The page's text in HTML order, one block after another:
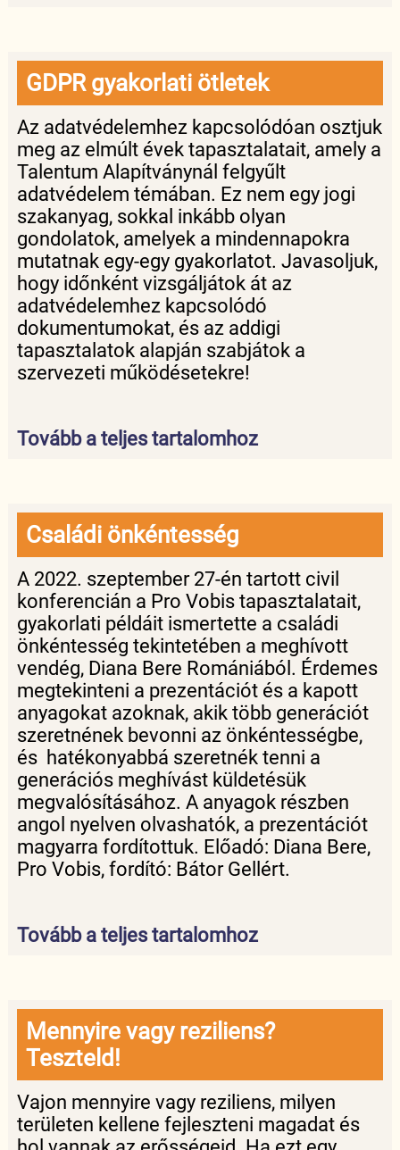
GDPR gyakorlati ötletek
Az adatvédelemhez kapcsolódóan osztjuk
meg az elmúlt évek tapasztalatait, amely a
Talentum Alapítványnál felgyűlt
adatvédelem témában. Ez nem egy jogi
szakanyag, sokkal inkább olyan
gondolatok, amelyek a mindennapokra
mutatnak egy-egy gyakorlatot. Javasoljuk,
hogy időnként vizsgáljátok át az
adatvédelemhez kapcsolódó
dokumentumokat, és az addigi
tapasztalatok alapján szabjátok a
szervezeti működésetekre!
Tovább a teljes tartalomhoz
Családi önkéntesség
A 2022. szeptember 27-én tartott civil
konferencián a Pro Vobis tapasztalatait,
gyakorlati példáit ismertette a családi
önkéntesség tekintetében a meghívott
vendég, Diana Bere Romániából. Érdemes
megtekinteni a prezentációt és a kapott
anyagokat azoknak, akik több generációt
szeretnének bevonni az önkéntességbe,
és hatékonyabbá szeretnék tenni a
generációs meghívást küldetésük
megvalósításához. A anyagok részben
angol nyelven olvashatók, a prezentációt
magyarra fordítottuk. Előadó: Diana Bere,
Pro Vobis, fordító: Bátor Gellért.
Tovább a teljes tartalomhoz
Mennyire vagy reziliens?
Teszteld!
Vajon mennyire vagy reziliens, milyen
területen kellene fejleszteni magadat és